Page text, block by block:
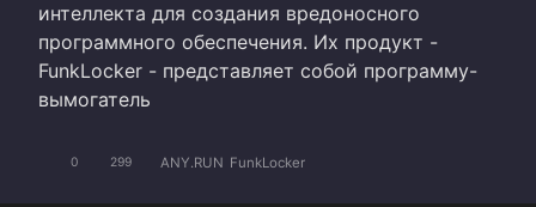
интеллекта для создания вредоносного
программного обеспечения. Их продукт -
FunkLocker - представляет собой программу-
вымогатель
0 299 ANY.RUN FunkLocker